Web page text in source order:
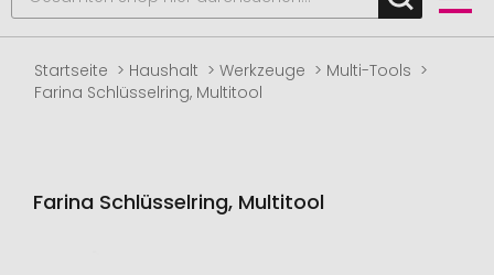
Startseite Haushalt Werkzeuge
Multi-Tools
Farina Schlüsselring, Multitool
Farina Schlüsselring, Multitool